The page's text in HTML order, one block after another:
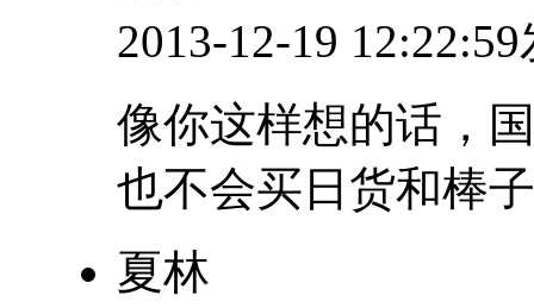
2013-12-19
像你这样想的话，
也不会买日货和棒
夏林